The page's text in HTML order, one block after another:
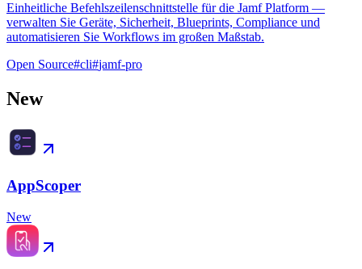
Einheitliche Befehlszeilenschnittstelle für die Jamf Platform —
verwalten Sie Geräte, Sicherheit, Blueprints, Compliance und
automatisieren Sie Workflows im großen Maßstab.
Open Source#cli#jamf-pro
New
AppScoper
New